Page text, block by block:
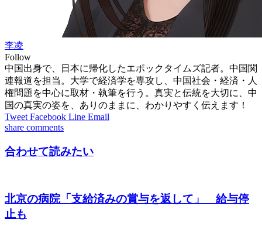
李凌
Follow
中国出身で、日本に帰化したエポックタイムズ記者。中国関
連報道を担当。大学で経済学を専攻し、中国社会・経済・人
権問題を中心に取材・執筆を行う。真実と伝統を大切に、中
国の真実の姿を、ありのままに、わかりやすく伝えます！
Tweet Facebook Line Email
share comments
合わせて読みたい
北京の病院「支給済みの賞与を返して」 給与停
止も